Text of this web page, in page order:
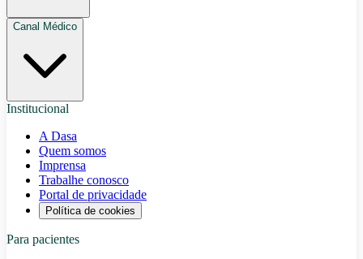
Canal Médico
Institucional
A Dasa
Quem somos
Imprensa
Trabalhe conosco
Portal de privacidade
Política de cookies
Para pacientes